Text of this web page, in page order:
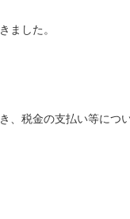
ました。
、税金の支払い等につ